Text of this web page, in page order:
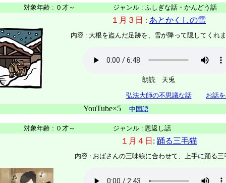
対象年齢 : ０才～ ジャンル : ふしぎな話・かんどう話
１月３日 : あとかくしの雪
内容 : 大根を盗んだ足跡を、雪が降って隠してくれま
朗読 天兎
弘法大師の不思議な話 お話
YouTube×5 中国語
対象年齢 : ０才～ ジャンル : 恩返し話
１月４日 : 踊る三毛猫
内容 : おばさんの三味線に合わせて、上手に踊る三